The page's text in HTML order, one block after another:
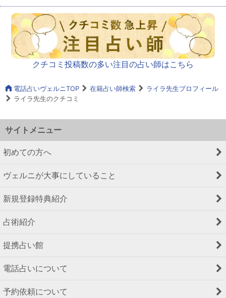
クチコミ投稿数の多い注目の占い師はこちら
電話占いヴェルニTOP 在籍占い師検索
ライラ先生プロフィール
ライラ先生のクチコミ
サイトメニュー
初めての方へ
ヴェルニが大事にしていること
新規登録特典紹介
占術紹介
提携占い館
電話占いについて
予約依頼について